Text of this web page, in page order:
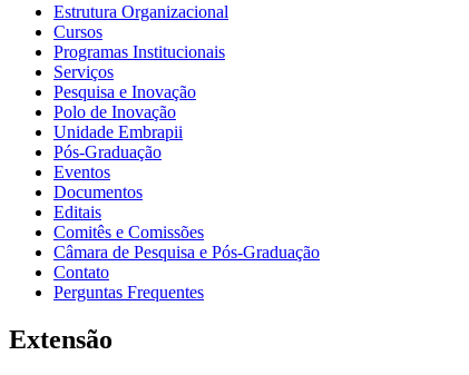
Estrutura Organizacional
Cursos
Programas Institucionais
Serviços
Pesquisa e Inovação
Polo de Inovação
Unidade Embrapii
Pós-Graduação
Eventos
Documentos
Editais
Comitês e Comissões
Câmara de Pesquisa e Pós-Graduação
Contato
Perguntas Frequentes
Extensão